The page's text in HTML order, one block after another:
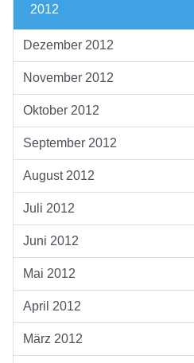
2012
Dezember 2012
November 2012
Oktober 2012
September 2012
August 2012
Juli 2012
Juni 2012
Mai 2012
April 2012
März 2012